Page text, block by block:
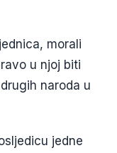
morali
u njoj biti
naroda u
jedne